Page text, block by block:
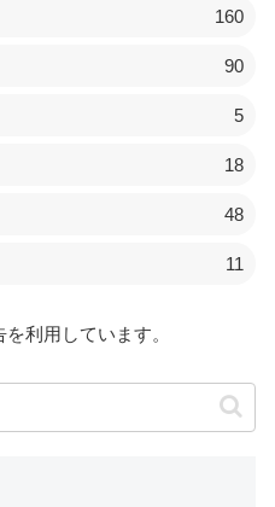
160
90
5
18
48
11
利用しています。